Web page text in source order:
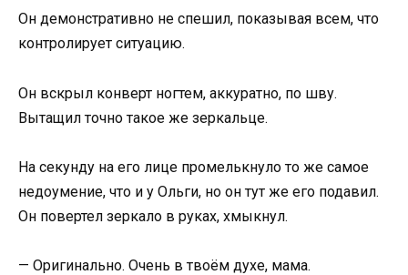
Он демонстративно не спешил, показывая всем, что
контролирует ситуацию.
Он вскрыл конверт ногтем, аккуратно, по шву.
Вытащил точно такое же зеркальце.
На секунду на его лице промелькнуло то же самое
недоумение, что и у Ольги, но он тут же его подавил.
Он повертел зеркало в руках, хмыкнул.
— Оригинально. Очень в твоём духе, мама.